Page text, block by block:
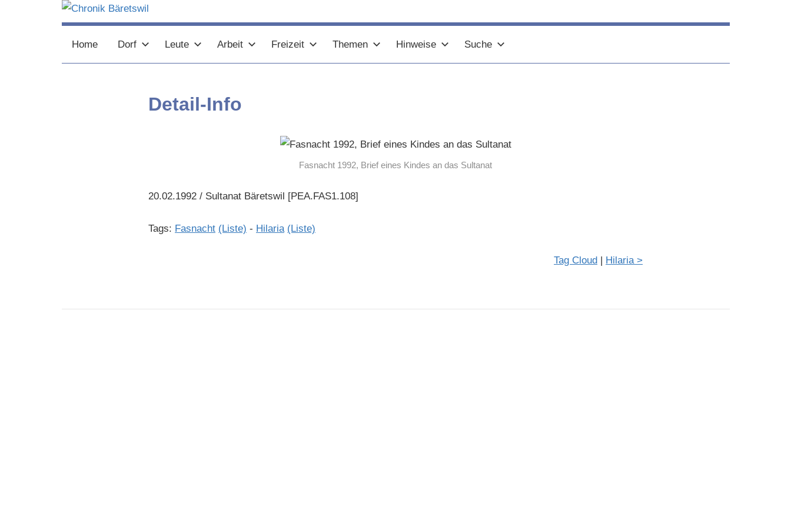
chronik-
baeretswil.ch
baeretswil.ch
Home Dorf Leute Arbeit Freizeit Themen Hinweise Suche
Detail-Info
Fasnacht 1992, Brief eines Kindes an das Sultanat
20.02.1992 / Sultanat Bäretswil [PEA.FAS1.108]
Tags: Fasnacht (Liste) - Hilaria (Liste)
Tag Cloud Hilaria >